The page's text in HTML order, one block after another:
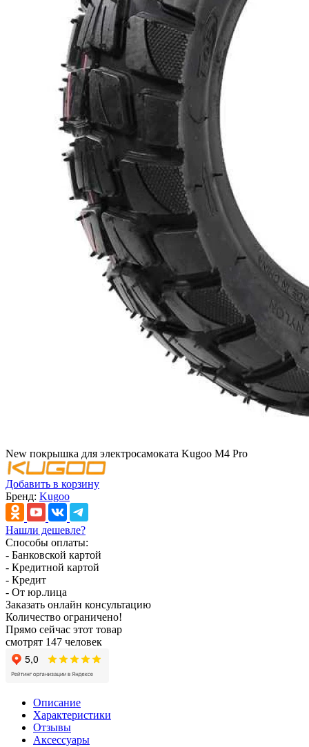
New покрышка для электросамоката Kugoo M4 Pro
Добавить в корзину
Бренд: Kugoo
Нашли дешевле?
Способы оплаты:
- Банковской картой
- Кредитной картой
- Кредит
- От юр.лица
Заказать онлайн консультацию
Количество ограничено!
Прямо сейчас этот товар
смотрят 147 человек
Описание
Характеристики
Отзывы
Аксессуары